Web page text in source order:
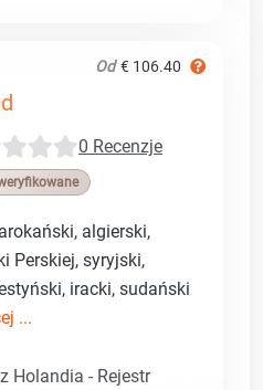
Od € 106.40
0 Recenzje
algierski,
Perskiej, syryjski,
iracki, sudański
...
Holandia - Rejestr